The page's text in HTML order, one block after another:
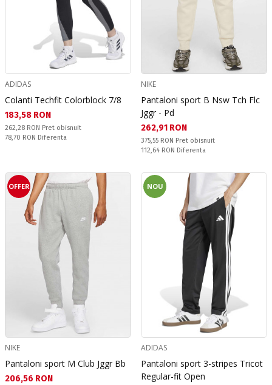
ADIDAS
Colanti Techfit Colorblock 7/8
Текуща цена:
183,58 RON
Pret obisnuit:
262,28 RON Pret obisnuit
Спестявате:
78,70 RON Diferenta
NIKE
Pantaloni sport B Nsw Tch Flc
Jggr - Pd
Текуща цена:
262,91 RON
Pret obisnuit:
375,55 RON Pret obisnuit
Спестявате:
112,64 RON Diferenta
OFFER
NIKE
Pantaloni sport M Club Jggr Bb
Текуща цена:
206,56 RON
NOU
ADIDAS
Pantaloni sport 3-stripes Tricot
Regular-fit Open